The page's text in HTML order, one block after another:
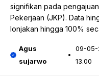
signifikan pada
Pekerjaan (JKP). Data
lonjakan hingga 100%
Agus
sujarwo
09-
13.00